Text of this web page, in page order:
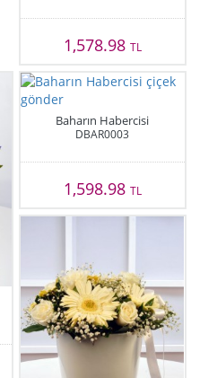
1,578.98 TL
Baharın Habercisi
DBAR0003
1,598.98 TL